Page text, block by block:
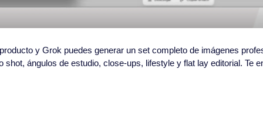
y Grok puedes generar un set completo de imágenes